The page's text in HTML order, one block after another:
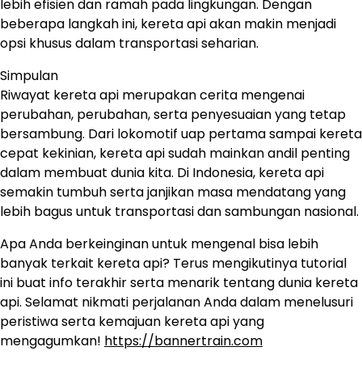
lebih efisien dan ramah pada lingkungan. Dengan
beberapa langkah ini, kereta api akan makin menjadi
opsi khusus dalam transportasi seharian.
Simpulan
Riwayat kereta api merupakan cerita mengenai
perubahan, perubahan, serta penyesuaian yang tetap
bersambung. Dari lokomotif uap pertama sampai kereta
cepat kekinian, kereta api sudah mainkan andil penting
dalam membuat dunia kita. Di Indonesia, kereta api
semakin tumbuh serta janjikan masa mendatang yang
lebih bagus untuk transportasi dan sambungan nasional.
Apa Anda berkeinginan untuk mengenal bisa lebih
banyak terkait kereta api? Terus mengikutinya tutorial
ini buat info terakhir serta menarik tentang dunia kereta
api. Selamat nikmati perjalanan Anda dalam menelusuri
peristiwa serta kemajuan kereta api yang
mengagumkan! https://bannertrain.com